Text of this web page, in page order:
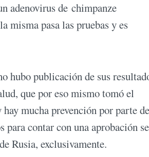
adenovirus de chimpanze
misma pasa las pruebas y es
hubo publicación de sus
que por eso mismo tomó el
mucha prevención por parte
contar con una aprobación
Rusia, exclusivamente.